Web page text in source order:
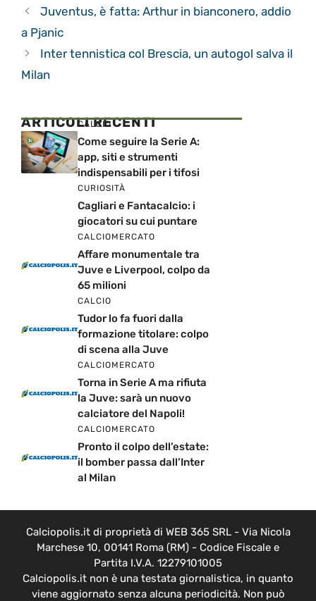
Juventus, è fatta: Arthur in bianconero, addio
a Pjanic
Inter tennistica col Brescia, un autogol salva il
Milan
ARTICOLI RECENTI
CALCIO
Come seguire la Serie A:
app, siti e strumenti
indispensabili per i tifosi
CURIOSITÀ
Cagliari e Fantacalcio: i
giocatori su cui puntare
CALCIOMERCATO
Affare monumentale tra
Juve e Liverpool, colpo da
65 milioni
CALCIO
Tudor lo fa fuori dalla
formazione titolare: colpo
di scena alla Juve
CALCIOMERCATO
Torna in Serie A ma rifiuta
la Juve: sarà un nuovo
calciatore del Napoli!
CALCIOMERCATO
Pronto il colpo dell’estate:
il bomber passa dall’Inter
al Milan
Calciopolis.it di proprietà di WEB 365 SRL - Via Nicola
Marchese 10, 00141 Roma (RM) - Codice Fiscale e
Partita I.V.A. 12279101005
Calciopolis.it non è una testata giornalistica, in quanto
viene aggiornato senza alcuna periodicità. Non può